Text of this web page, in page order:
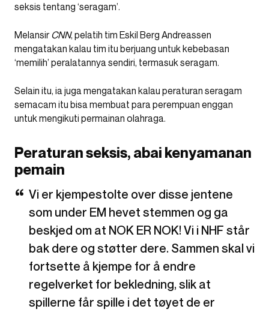
seksis tentang ‘seragam’.
Melansir CNN, pelatih tim Eskil Berg Andreassen
mengatakan kalau tim itu berjuang untuk kebebasan
‘memilih’ peralatannya sendiri, termasuk seragam.
Selain itu, ia juga mengatakan kalau peraturan seragam
semacam itu bisa membuat para perempuan enggan
untuk mengikuti permainan olahraga.
Peraturan seksis, abai kenyamanan
pemain
Vi er kjempestolte over disse jentene
som under EM hevet stemmen og ga
beskjed om at NOK ER NOK! Vi i NHF står
bak dere og støtter dere. Sammen skal vi
fortsette å kjempe for å endre
regelverket for bekledning, slik at
spillerne får spille i det tøyet de er